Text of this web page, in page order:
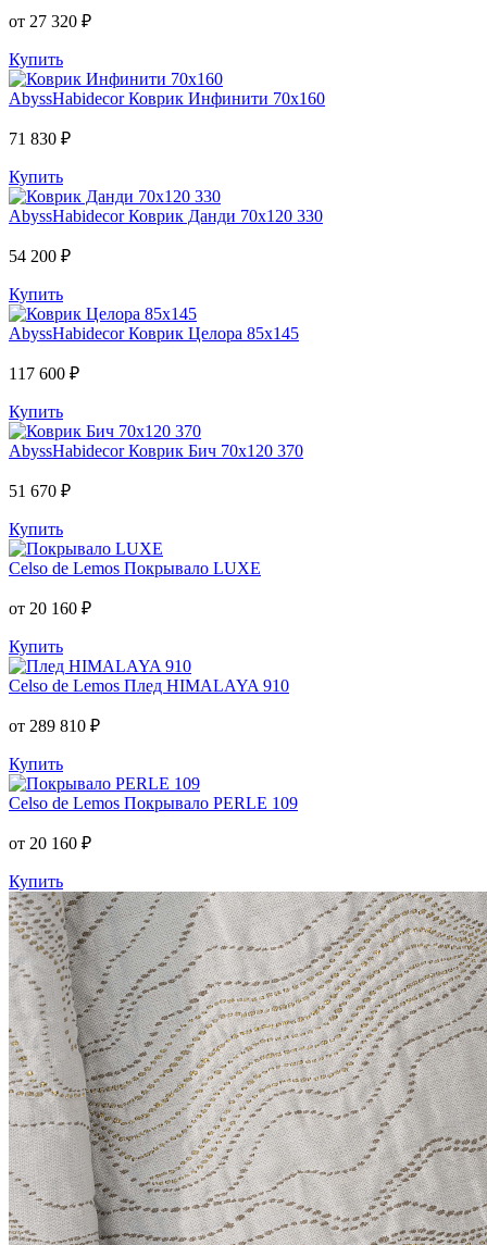
от 27 320 ₽
Купить
AbyssHabidecor Коврик Инфинити 70х160
71 830 ₽
Купить
AbyssHabidecor Коврик Данди 70х120 330
54 200 ₽
Купить
AbyssHabidecor Коврик Целора 85х145
117 600 ₽
Купить
AbyssHabidecor Коврик Бич 70х120 370
51 670 ₽
Купить
Celso de Lemos Покрывало LUXE
от 20 160 ₽
Купить
Celso de Lemos Плед HIMALAYA 910
от 289 810 ₽
Купить
Celso de Lemos Покрывало PERLE 109
от 20 160 ₽
Купить